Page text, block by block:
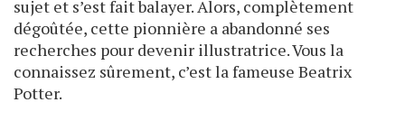
sujet et s’est fait balayer. Alors, complètement
dégoûtée, cette pionnière a abandonné ses
recherches pour devenir illustratrice. Vous la
connaissez sûrement, c’est la fameuse Beatrix
Potter.